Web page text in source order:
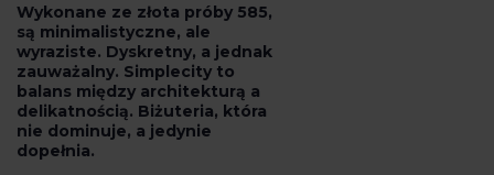
Wykonane ze złota próby 585,
są minimalistyczne, ale
wyraziste. Dyskretny, a jednak
zauważalny. Simplecity to
balans między architekturą a
delikatnością. Biżuteria, która
nie dominuje, a jedynie
dopełnia.